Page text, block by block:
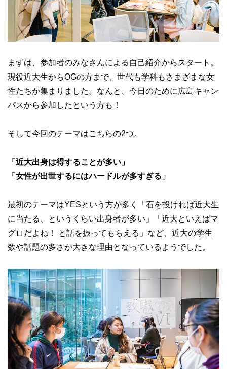
まずは、参加者のみなさんによる自己紹介からスタート。
現役近大生からOGの方まで、世代も学科もさまざまな女
性たちが集まりました。なんと、今日のために広島キャン
パスから参加したという方も！
そして今回のテーマはこちらの2つ。
「近大出身は得することが多い」
「女性が出世するにはハードルが多すぎる」
最初のテーマはYESという方が多く「石を投げれば近大生
に当たる、というくらい出身者が多い」「近大といえばマ
グロだよね！ と話を振ってもらえる」など、近大の学生
数や話題の多さが大きな理由となっているようでした。